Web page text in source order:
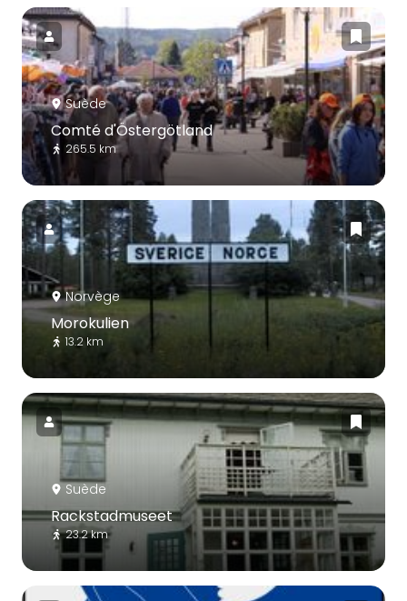
Suède
Comté d'Östergötland
265.5 km
Norvège
Morokulien
13.2 km
Suède
Rackstadmuseet
23.2 km